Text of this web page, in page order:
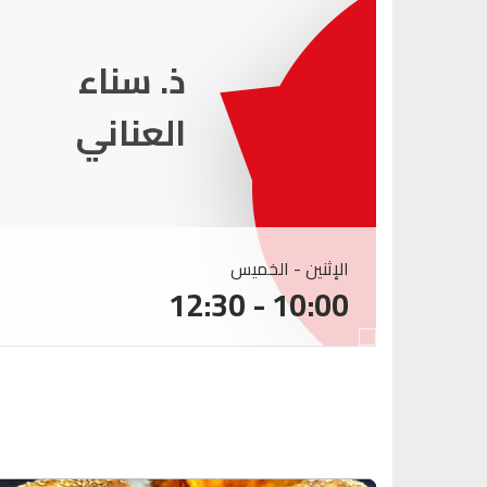
ذ. عماد
ميزاب
الإثنين - الخميس
10:00 - 12:30